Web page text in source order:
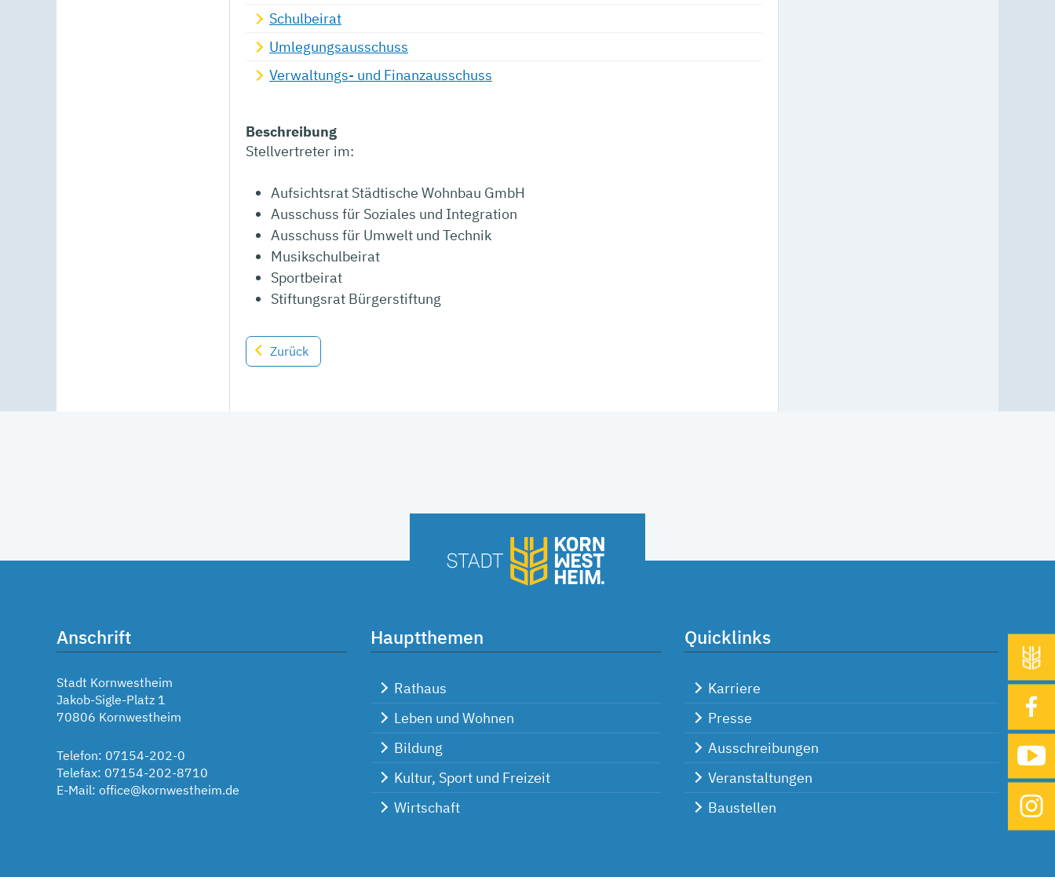
Schulbeirat
Umlegungsausschuss
Verwaltungs- und Finanzausschuss
Beschreibung
Stellvertreter im:
Aufsichtsrat Städtische Wohnbau GmbH
Ausschuss für Soziales und Integration
Ausschuss für Umwelt und Technik
Musikschulbeirat
Sportbeirat
Stiftungsrat Bürgerstiftung
Zurück
Anschrift
Stadt Kornwestheim
Jakob-Sigle-Platz 1
70806 Kornwestheim
Telefon: 07154-202-0
Telefax: 07154-202-8710
E-Mail: office@kornwestheim.de
Hauptthemen
Rathaus
Leben und Wohnen
Bildung
Kultur, Sport und Freizeit
Wirtschaft
Quicklinks
Karriere
Presse
Ausschreibungen
Veranstaltungen
Baustellen